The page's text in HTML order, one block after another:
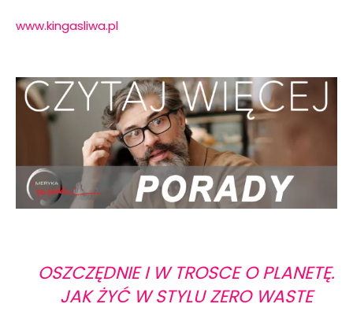
www.kingasliwa.pl
OSZCZĘDNIE I W TROSCE O PLANETĘ.
JAK ŻYĆ W STYLU ZERO WASTE